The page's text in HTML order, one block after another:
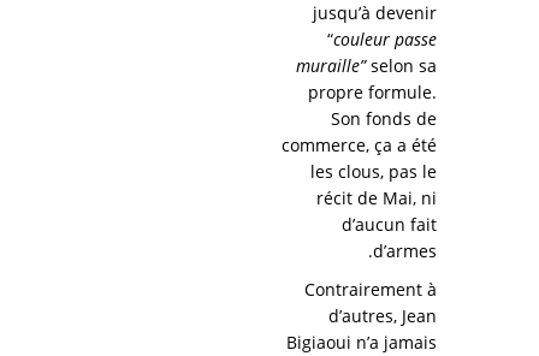
jusqu’à devenir
“couleur passe
muraille”selon sa
propre formule.
Son fonds de
commerce, ça a été
les clous, pas le
récit de Mai, ni
d’aucun fait
d’armes.
Contrairement à
d’autres, Jean
Bigiaoui n’a jamais